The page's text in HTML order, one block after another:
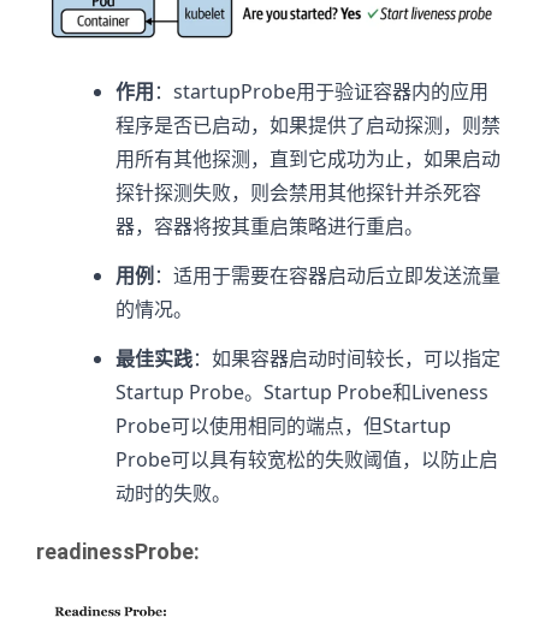
作用：startupProbe用于验证容器内的应用
程序是否已启动，如果提供了启动探测，则禁
用所有其他探测，直到它成功为止，如果启动
探针探测失败，则会禁用其他探针并杀死容
器，容器将按其重启策略进行重启。
用例 ：适用于需要在容器启动后立即发送流量
的情况。
最佳实践：如果容器启动时间较长，可以指定
Startup Probe。Startup Probe和Liveness
Probe可以使用相同的端点，但Startup
Probe可以具有较宽松的失败阈值，以防止启
动时的失败。
readinessProbe: